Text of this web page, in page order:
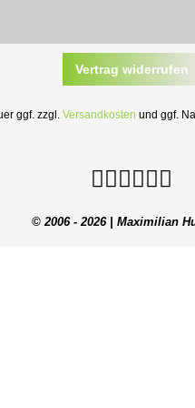
Vertrag widerrufen
ggf. zzgl. Versandkosten und ggf.
© 2006 - 2026 | Maximilian